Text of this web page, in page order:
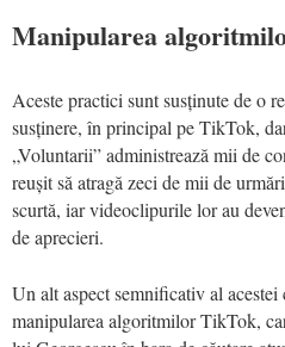
Manipularea
Aceste practici sunt susținute de o
susținere, în principal pe TikTok,
„Voluntarii” administrează mii de
reușit să atragă zeci de mii de
scurtă, iar videoclipurile lor au
de aprecieri.
Un alt aspect semnificativ al
manipularea algoritmilor TikTok,